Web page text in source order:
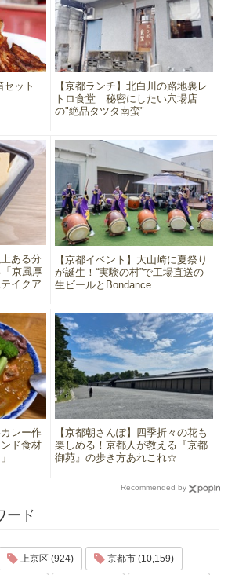
ット
【京都ランチ】北白川の路地裏レ
トロ食堂 秘密にしたい穴場店
の"絶品タツタ南蛮"
ある分
京風厚
イクア
【京都イベント】大山崎に夏祭り
が誕生！“実験の村”で工場直送の
生ビールとBondance
レー作
ド食材
【京都朝さんぽ】四季折々の花も
楽しめる！京都人が教える『京都
御苑』の歩き方あれこれ☆
Recommended by
ード
上京区 (924) 京都市 (10,159)